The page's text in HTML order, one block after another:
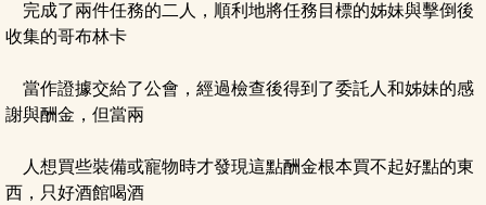
完成了兩件任務的二人，順利地將任務目標的姊妹與擊倒後
收集的哥布林卡
當作證據交給了公會，經過檢查後得到了委託人和姊妹的感
謝與酬金，但當兩
人想買些裝備或寵物時才發現這點酬金根本買不起好點的東
西，只好酒館喝酒